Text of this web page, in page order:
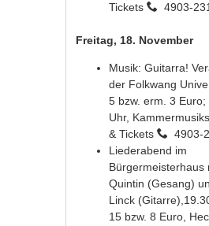
Tickets
4903-231.
Freitag, 18. November
Musik: Guitarra!
der Folkwang
5 bzw. erm. 3
Uhr,
& Tickets
4903-
Liederabend im
Bürgermeisterhaus
Quintin (Gesang)
Linck
15 bzw. 8 Euro,